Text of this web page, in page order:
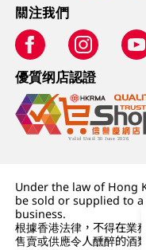
關注我們
優質纲店認證
Under the law of Hong
be sold or supplied to
business.
根據香港法律，不得在業
售賣或供應令人醺醉的酒